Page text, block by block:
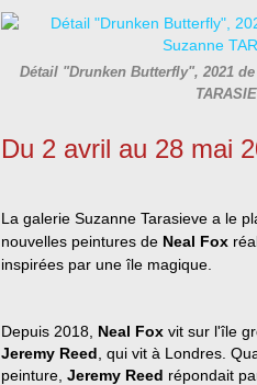
Détail "Drunken Butterfly", 2021
Du 2 avril au 28 mai
La galerie Suzanne Tarasieve a le
nouvelles peintures de Neal Fox
inspirées par une île magique.
Depuis 2018, Neal Fox vit sur l'île
Jeremy Reed , qui vit à Londres.
peinture, Jeremy Reed répondait